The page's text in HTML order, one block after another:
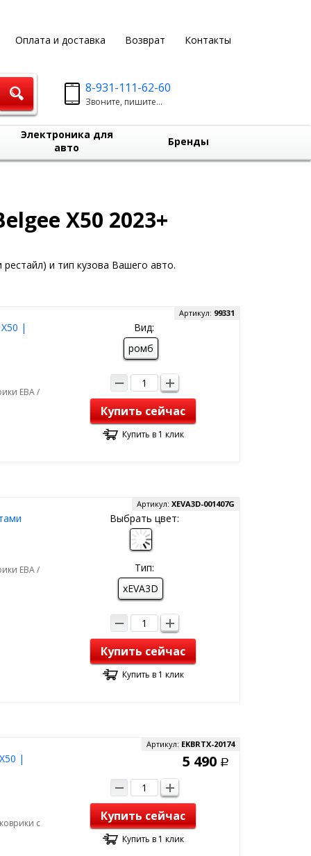
Оплата и доставка Возврат Контакты
8-931-111-62-60
Звоните, пишите...
Электроника для
авто
Бренды
X50 2023+
и тип кузова Вашего авто.
|
Артикул: 99331
ЕВА /
Вид:
ромб
Купить сейчас
Купить в 1 клик
Артикул: XEVA3D-001407G
ЕВА /
Выбрать цвет:
Тип:
xEVA3D
Купить сейчас
Купить в 1 клик
|
Артикул: EKBRTX-20174
с
5 490 Р
Купить сейчас
Купить в 1 клик